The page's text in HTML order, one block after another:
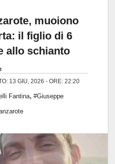
muoiono
il figlio di 6
allo schianto
13 GIU, 2026 - ORE: 22:20
Fantina, #Giuseppe